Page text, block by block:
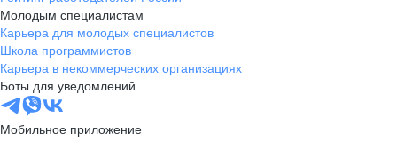
Молодым специалистам
Карьера для молодых специалистов
Школа программистов
Карьера в некоммерческих организациях
Боты для уведомлений
Мобильное приложение